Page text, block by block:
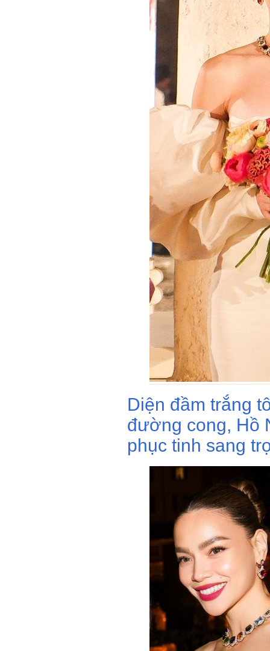
Diện đầm trắng
đường cong, Hồ
phục tinh sang